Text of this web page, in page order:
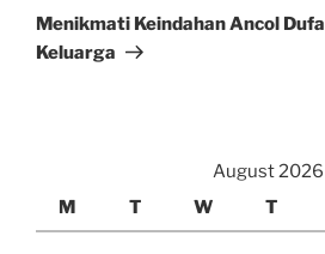
Post
Menikmati Keindahan Ancol
Keluarga
August 2026
M
T W T